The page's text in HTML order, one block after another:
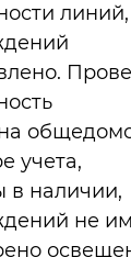
учета,
в наличии,
не